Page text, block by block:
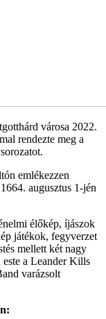
városa 2022.
rendezte meg a
emlékezzen
augusztus 1-jén
élőkép, íjászok
játékok, fegyverzet
mellett két nagy
este a Leander Kills
varázsolt